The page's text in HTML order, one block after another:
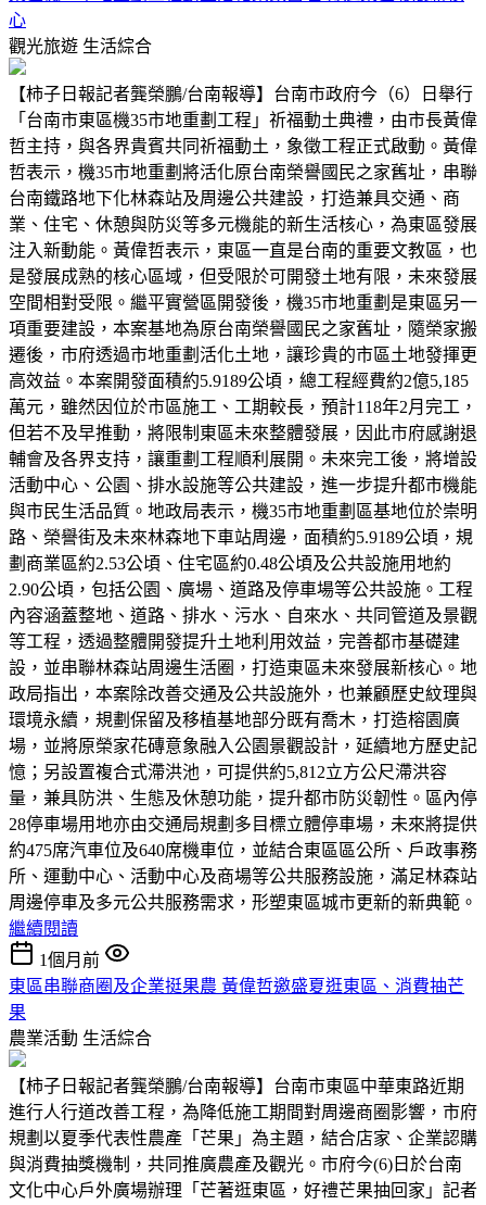
心
觀光旅遊 生活綜合
【柿子日報記者龔榮鵬/台南報導】台南市政府今（6）日舉行
「台南市東區機35市地重劃工程」祈福動土典禮，由市長黃偉
哲主持，與各界貴賓共同祈福動土，象徵工程正式啟動。黃偉
哲表示，機35市地重劃將活化原台南榮譽國民之家舊址，串聯
台南鐵路地下化林森站及周邊公共建設，打造兼具交通、商
業、住宅、休憩與防災等多元機能的新生活核心，為東區發展
注入新動能。黃偉哲表示，東區一直是台南的重要文教區，也
是發展成熟的核心區域，但受限於可開發土地有限，未來發展
空間相對受限。繼平實營區開發後，機35市地重劃是東區另一
項重要建設，本案基地為原台南榮譽國民之家舊址，隨榮家搬
遷後，市府透過市地重劃活化土地，讓珍貴的市區土地發揮更
高效益。本案開發面積約5.9189公頃，總工程經費約2億5,185
萬元，雖然因位於市區施工、工期較長，預計118年2月完工，
但若不及早推動，將限制東區未來整體發展，因此市府感謝退
輔會及各界支持，讓重劃工程順利展開。未來完工後，將增設
活動中心、公園、排水設施等公共建設，進一步提升都市機能
與市民生活品質。地政局表示，機35市地重劃區基地位於崇明
路、榮譽街及未來林森地下車站周邊，面積約5.9189公頃，規
劃商業區約2.53公頃、住宅區約0.48公頃及公共設施用地約
2.90公頃，包括公園、廣場、道路及停車場等公共設施。工程
內容涵蓋整地、道路、排水、污水、自來水、共同管道及景觀
等工程，透過整體開發提升土地利用效益，完善都市基礎建
設，並串聯林森站周邊生活圈，打造東區未來發展新核心。地
政局指出，本案除改善交通及公共設施外，也兼顧歷史紋理與
環境永續，規劃保留及移植基地部分既有喬木，打造榕園廣
場，並將原榮家花磚意象融入公園景觀設計，延續地方歷史記
憶；另設置複合式滯洪池，可提供約5,812立方公尺滯洪容
量，兼具防洪、生態及休憩功能，提升都市防災韌性。區內停
28停車場用地亦由交通局規劃多目標立體停車場，未來將提供
約475席汽車位及640席機車位，並結合東區區公所、戶政事務
所、運動中心、活動中心及商場等公共服務設施，滿足林森站
周邊停車及多元公共服務需求，形塑東區城市更新的新典範。
繼續閱讀
1個月前
東區串聯商圈及企業挺果農 黃偉哲邀盛夏逛東區、消費抽芒
果
農業活動 生活綜合
【柿子日報記者龔榮鵬/台南報導】台南市東區中華東路近期
進行人行道改善工程，為降低施工期間對周邊商圈影響，市府
規劃以夏季代表性農產「芒果」為主題，結合店家、企業認購
與消費抽獎機制，共同推廣農產及觀光。市府今(6)日於台南
文化中心戶外廣場辦理「芒著逛東區，好禮芒果抽回家」記者